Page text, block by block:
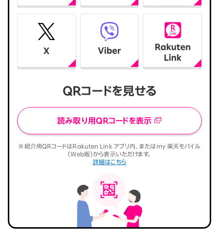
QRコードを見せる
読み取り用QRコードを表示
※紹介用QRコードはRakuten Link アプリ内、またはmy 楽天モバイル
（Web版）から表示いただけます。
詳細はこちら